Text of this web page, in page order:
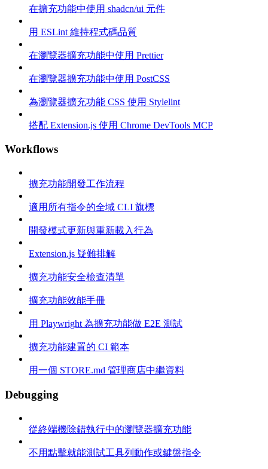
在擴充功能中使用 shadcn/ui 元件
用 ESLint 維持程式碼品質
在瀏覽器擴充功能中使用 Prettier
在瀏覽器擴充功能中使用 PostCSS
為瀏覽器擴充功能 CSS 使用 Stylelint
搭配 Extension.js 使用 Chrome DevTools MCP
Workflows
擴充功能開發工作流程
適用所有指令的全域 CLI 旗標
開發模式更新與重新載入行為
Extension.js 疑難排解
擴充功能安全檢查清單
擴充功能效能手冊
用 Playwright 為擴充功能做 E2E 測試
擴充功能建置的 CI 範本
用一個 STORE.md 管理商店中繼資料
Debugging
從終端機除錯執行中的瀏覽器擴充功能
不用點擊就能測試工具列動作或鍵盤指令